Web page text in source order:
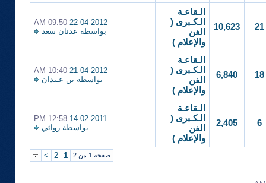
21
10,623
الـقاعـة
الـكـبرى (
الفن
والإعلام )
22-04-2012
09:50 AM
بواسطة عدنان سعد
18
6,840
الـقاعـة
الـكـبرى (
الفن
والإعلام )
21-04-2012
10:40 AM
بواسطة بن عـيدان
6
2,405
الـقاعـة
الـكـبرى (
الفن
والإعلام )
14-02-2011
12:58 PM
بواسطةروائي
صفحة 1 من 2 1
2
>